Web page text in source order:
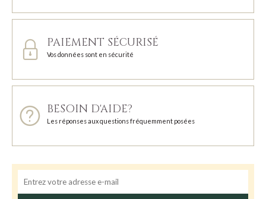
PAIEMENT SÉCURISÉ
Vos données sont en sécurité
BESOIN D'AIDE?
Les réponses aux questions fréquemment posées